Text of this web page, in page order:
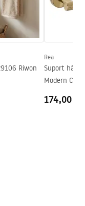
Riwon
Rea
Suport
Modern
174,00